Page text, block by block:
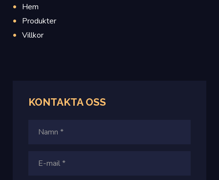
Hem
Produkter
Villkor
KONTAKTAOSS